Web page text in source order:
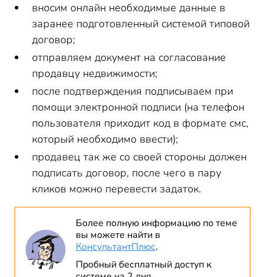
вносим онлайн необходимые данные в
заранее подготовленный системой типовой
договор;
отправляем документ на согласование
продавцу недвижимости;
после подтверждения подписываем при
помощи электронной подписи (на телефон
пользователя приходит код в формате смс,
который необходимо ввести);
продавец так же со своей стороны должен
подписать договор, после чего в пару
кликов можно перевести задаток.
Более полную информацию по теме
вы можете найти в
КонсультантПлюс.
Пробный бесплатный доступ к